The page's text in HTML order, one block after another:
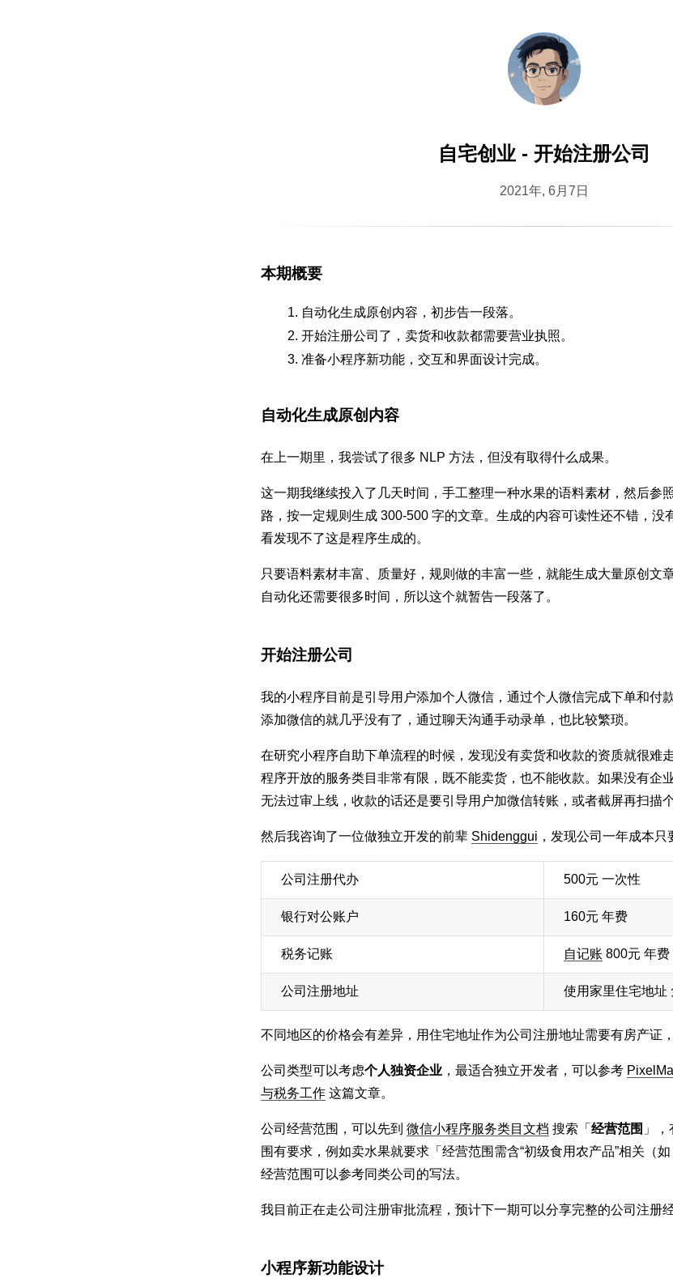
自宅创业 - 开始注册公司
2021年, 6月7日
本期概要
自动化生成原创内容，初步告一段落。
开始注册公司了，卖货和收款都需要营业执照。
准备小程序新功能，交互和界面设计完成。
自动化生成原创内容
在上一期里，我尝试了很多 NLP 方法，但没有取得什么成果。
这一期我继续投入了几天时间，手工整理一种水果的语料素材，然后参
路，按一定规则生成 300-500 字的文章。生成的内容可读性还不错，没
看发现不了这是程序生成的。
只要语料素材丰富、质量好，规则做的丰富一些，就能生成大量原创文
自动化还需要很多时间，所以这个就暂告一段落了。
开始注册公司
我的小程序目前是引导用户添加个人微信，通过个人微信完成下单和付
添加微信的就几乎没有了，通过聊天沟通手动录单，也比较繁琐。
在研究小程序自助下单流程的时候，发现没有卖货和收款的资质就很难
程序开放的服务类目非常有限，既不能卖货，也不能收款。如果没有企
无法过审上线，收款的话还是要引导用户加微信转账，或者截屏再扫描
然后我咨询了一位做独立开发的前辈 Shidenggui ，发现公司一年成本只
公司注册代办 500元 一次性
银行对公账户 160元 年费
税务记账 自记账 800元 年费
公司注册地址 使用家里住宅地址
不同地区的价格会有差异，用住宅地址作为公司注册地址需要有房产证
公司类型可以考虑个人独资企业 ，最适合独立开发者，可以参考
与税务工作 这篇文章。
公司经营范围，可以先到 微信小程序服务类目文档 搜索「 经营范围 」
围有要求，例如卖水果就要求「经营范围需含“初级食用农产品”相关（
经营范围可以参考同类公司的写法。
我目前正在走公司注册审批流程，预计下一期可以分享完整的公司注册经
小程序新功能设计